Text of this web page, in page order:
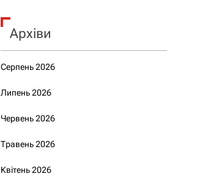
Архіви
Серпень 2026
Липень 2026
Червень 2026
Травень 2026
Квітень 2026